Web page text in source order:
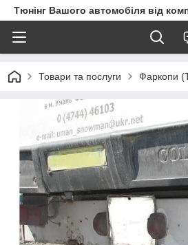
Тюнінг Вашого автомобіля від
Товари та послуги Фаркопи